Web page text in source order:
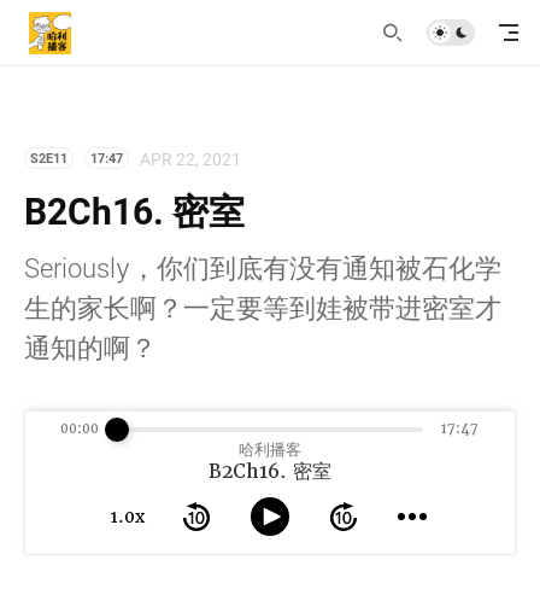
S2E11 17:47 APR 22, 2021
B2Ch16. 密室
Seriously，你们到底有没有通知被石化学
生的家长啊？一定要等到娃被带进密室才
通知的啊？
哈利播客
B2Ch16. 密室
1.0x
00:00 17:47